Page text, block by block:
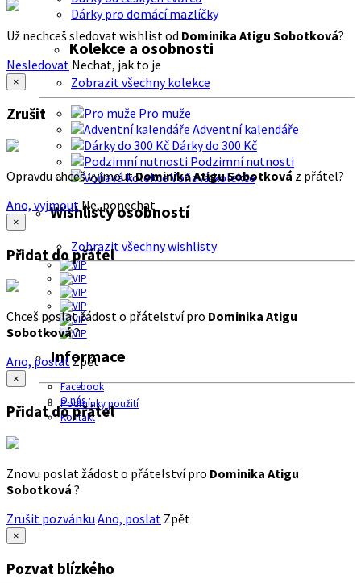
Dárky pro domácí mazlíčky
Kolekce a osobnosti
Zobrazit všechny kolekce
Pro muže
Adventní kalendáře
Dárky do 300 Kč
Podzimní nutnosti
Voňavá kolekce
Wishlisty osobností
Zobrazit všechny wishlisty
Informace
Facebook
O nás
Podmínky použití
Kontakt
Už nechceš sledovat wishlist od Dominika Atigu Sobotková?
Nesledovat Nechat, jak to je
×
Zrušit
Opravdu chceš vyjmoutDominika Atigu Sobotková z přátel?
Ano, vyjmout Ne, ponechat
×
Přidat do přátel
Chceš poslat žádost o přátelství pro Dominika Atigu
Sobotková?
Ano, poslatZpět
×
Přidat do přátel
Znovu poslat žádost o přátelství pro Dominika Atigu
Sobotková ?
Zrušit pozvánku Ano, poslat Zpět
×
Pozvat blízkého